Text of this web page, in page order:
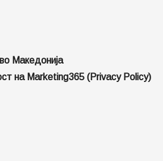
Македонија
на Marketing365 (Privacy Policy)